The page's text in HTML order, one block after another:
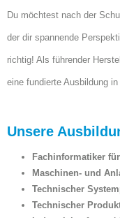
Du möchtest nach der
der dir spannende
richtig! Als führender
eine fundierte Ausbildung
Unsere
Fachinformatiker
Maschinen- und
Technischer
Technischer